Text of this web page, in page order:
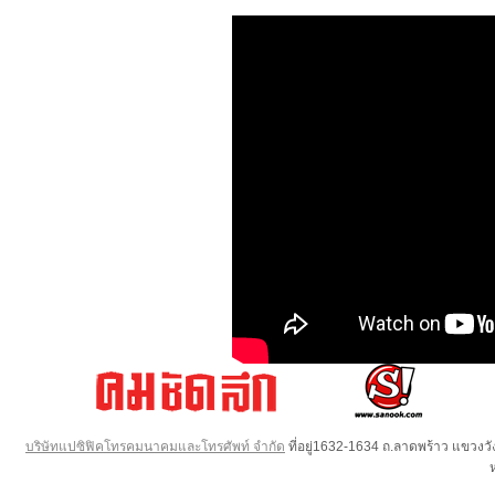
บริษัทแปซิฟิคโทรคมนาคมและโทรศัพท์ จำกัด ที่อยู่1632-1634 ถ.ลาดพร้าว แขวง